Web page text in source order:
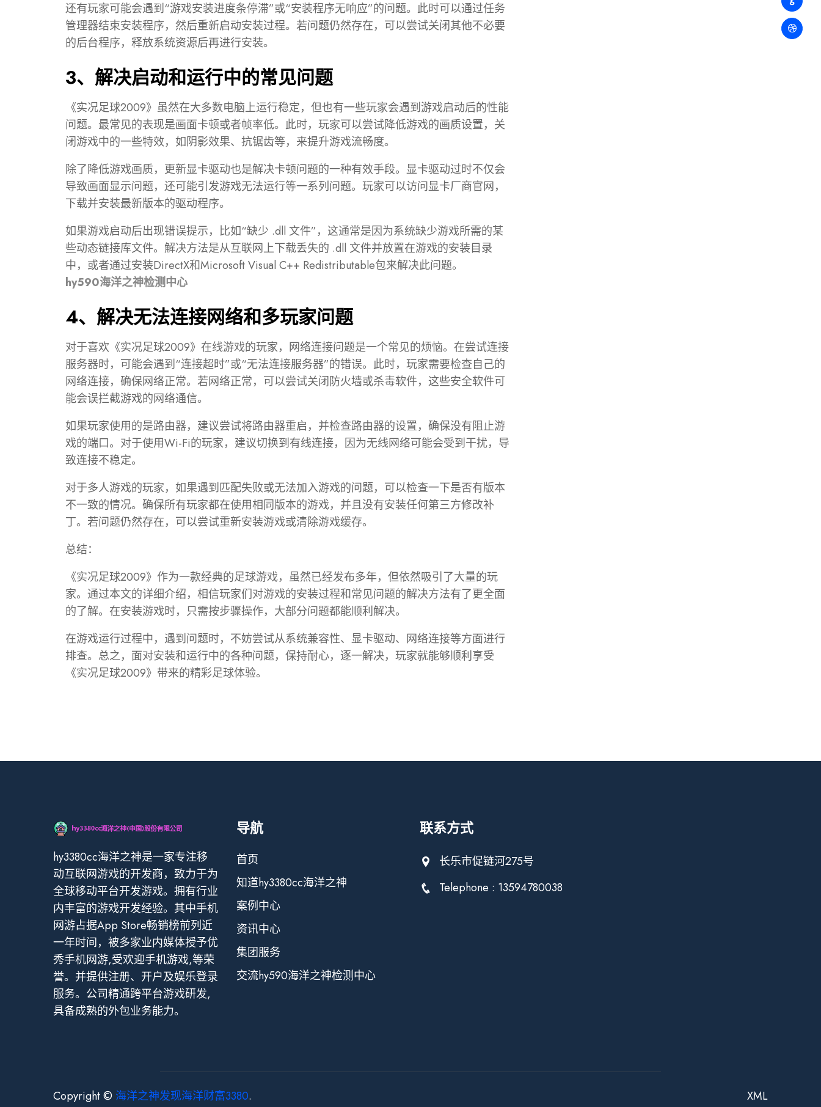
还有玩家可能会遇到“游戏安装进度条停滞”或“安装程序无响应”的问题。此时可以通过任务
管理器结束安装程序，然后重新启动安装过程。若问题仍然存在，可以尝试关闭其他不必要
的后台程序，释放系统资源后再进行安装。
3、解决启动和运行中的常见问题
《实况足球2009》虽然在大多数电脑上运行稳定，但也有一些玩家会遇到游戏启动后的性能
问题。最常见的表现是画面卡顿或者帧率低。此时，玩家可以尝试降低游戏的画质设置，关
闭游戏中的一些特效，如阴影效果、抗锯齿等，来提升游戏流畅度。
除了降低游戏画质，更新显卡驱动也是解决卡顿问题的一种有效手段。显卡驱动过时不仅会
导致画面显示问题，还可能引发游戏无法运行等一系列问题。玩家可以访问显卡厂商官网，
下载并安装最新版本的驱动程序。
如果游戏启动后出现错误提示，比如“缺少 .dll 文件”，这通常是因为系统缺少游戏所需的某
些动态链接库文件。解决方法是从互联网上下载丢失的 .dll 文件并放置在游戏的安装目录
中，或者通过安装DirectX和Microsoft Visual C++ Redistributable包来解决此问题。
hy590海洋之神检测中心
4、解决无法连接网络和多玩家问题
对于喜欢《实况足球2009》在线游戏的玩家，网络连接问题是一个常见的烦恼。在尝试连接
服务器时，可能会遇到“连接超时”或“无法连接服务器”的错误。此时，玩家需要检查自己的
网络连接，确保网络正常。若网络正常，可以尝试关闭防火墙或杀毒软件，这些安全软件可
能会误拦截游戏的网络通信。
如果玩家使用的是路由器，建议尝试将路由器重启，并检查路由器的设置，确保没有阻止游
戏的端口。对于使用Wi-Fi的玩家，建议切换到有线连接，因为无线网络可能会受到干扰，导
致连接不稳定。
对于多人游戏的玩家，如果遇到匹配失败或无法加入游戏的问题，可以检查一下是否有版本
不一致的情况。确保所有玩家都在使用相同版本的游戏，并且没有安装任何第三方修改补
丁。若问题仍然存在，可以尝试重新安装游戏或清除游戏缓存。
总结：
《实况足球2009》作为一款经典的足球游戏，虽然已经发布多年，但依然吸引了大量的玩
家。通过本文的详细介绍，相信玩家们对游戏的安装过程和常见问题的解决方法有了更全面
的了解。在安装游戏时，只需按步骤操作，大部分问题都能顺利解决。
在游戏运行过程中，遇到问题时，不妨尝试从系统兼容性、显卡驱动、网络连接等方面进行
排查。总之，面对安装和运行中的各种问题，保持耐心，逐一解决，玩家就能够顺利享受
《实况足球2009》带来的精彩足球体验。
hy3380cc海洋之神是一家专注移
动互联网游戏的开发商，致力于为
全球移动平台开发游戏。拥有行业
内丰富的游戏开发经验。其中手机
网游占据App Store畅销榜前列近
一年时间，被多家业内媒体授予优
秀手机网游,受欢迎手机游戏,等荣
誉。并提供注册、开户及娱乐登录
服务。公司精通跨平台游戏研发,
具备成熟的外包业务能力。
导航
首页
知道hy3380cc海洋之神
案例中心
资讯中心
集团服务
交流hy590海洋之神检测中心
联系方式
长乐市促链河275号
Telephone : 13594780038
Copyright © 海洋之神发现海洋财富3380. XML